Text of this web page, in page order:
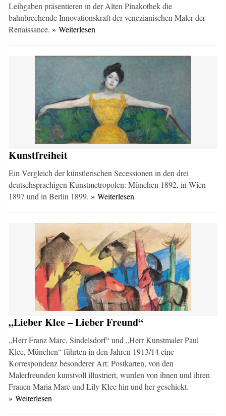
Leihgaben präsentieren in der Alten Pinakothek die
bahnbrechende Innovationskraft der venezianischen Maler der
Renaissance.» Weiterlesen
Kunstfreiheit
Ein Vergleich der künstlerischen Secessionen in den drei
deutschsprachigen Kunstmetropolen: München 1892, in Wien
1897 und in Berlin 1899.» Weiterlesen
„Lieber Klee – Lieber Freund“
„Herr Franz Marc, Sindelsdorf“ und „Herr Kunstmaler Paul
Klee, München“ führten in den Jahren 1913/14 eine
Korrespondenz besonderer Art: Postkarten, von den
Malerfreunden kunstvoll illustriert, wurden von ihnen und ihren
Frauen Maria Marc und Lily Klee hin und her geschickt.
» Weiterlesen